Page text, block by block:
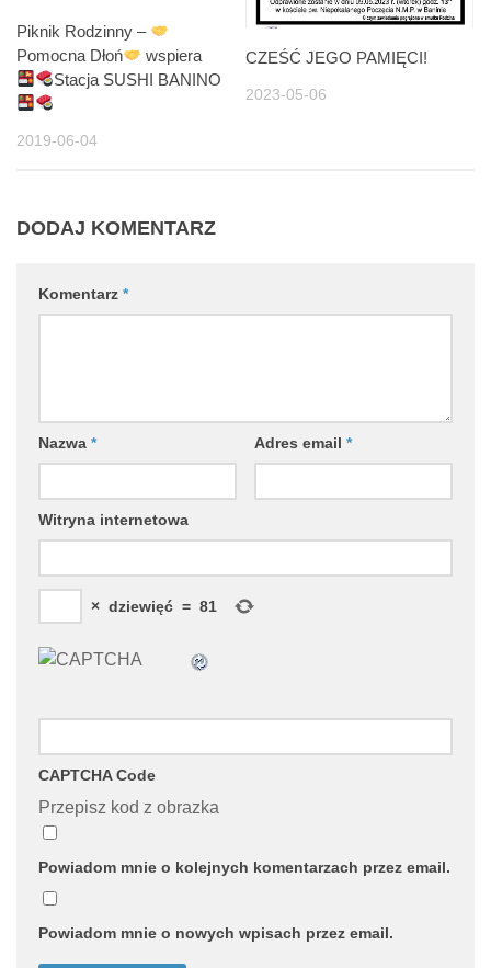
Piknik Rodzinny –
Pomocna Dłoń
wspiera
Stacja SUSHI BANINO
2019-06-04
CZEŚĆ JEGO PAMIĘCI!
2023-05-06
DODAJ KOMENTARZ
Komentarz *
Nazwa * Adres email *
Witryna internetowa
× dziewięć = 81
CAPTCHA Code
Przepisz kod z obrazka
Powiadom mnie o kolejnych komentarzach przez email.
Powiadom mnie o nowych wpisach przez email.